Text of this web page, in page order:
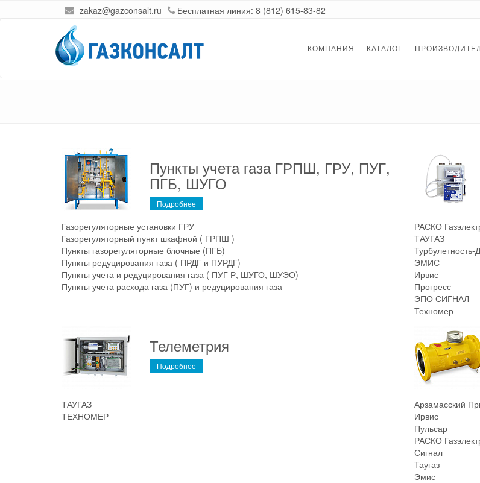
zakaz@gazconsalt.ru Бесплатная линия: 8 (812) 615-83-82
КОМПАНИЯ КАТАЛОГ
Пункты учета газа ГРПШ, ГРУ, ПУГ,
ПГБ, ШУГО
Подробнее
Газорегуляторные установки ГРУ
Газорегуляторный пункт шкафной ( ГРПШ )
Пункты газорегуляторные блочные (ПГБ)
Пункты редуцирования газа ( ПРДГ и ПУРДГ)
Пункты учета и редуцирования газа ( ПУГ Р, ШУГО, ШУЭО)
Пункты учета расхода газа (ПУГ) и редуцирования газа
РАСКО
ТАУГАЗ
ЭМИС
Ирвис
Прогресс
ЭПО СИГНАЛ
Техномер
Телеметрия
Подробнее
ТАУГАЗ
ТЕХНОМЕР
Арзамасский
Ирвис
Пульсар
РАСКО
Сигнал
Таугаз
Эмис